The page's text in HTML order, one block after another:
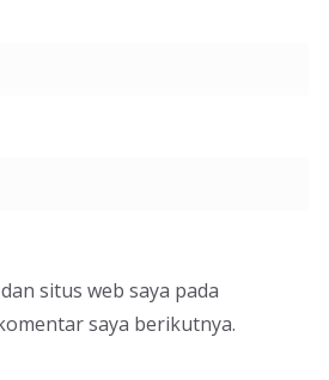
situs web saya pada
saya berikutnya.